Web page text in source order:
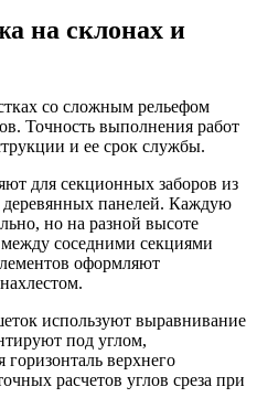
на склонах и
со сложным рельефом
Точность выполнения работ
и ее срок службы.
для секционных заборов из
панелей. Каждую
но на разной высоте
соседними секциями
оформляют
используют выравнивание
под углом,
верхнего
расчетов углов среза при